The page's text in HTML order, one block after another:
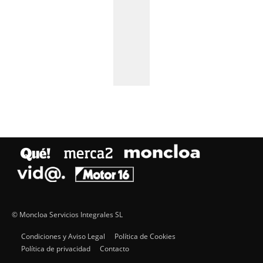
© Moncloa Servicios Integrales SL
Condiciones y Aviso Legal
Política de Cookies
Política de privacidad
Contacto